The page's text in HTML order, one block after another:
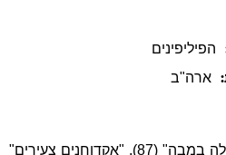
הפיליפינים
ארה"ב
כיכב בתפקיד ריצ"י ואלנס ב"לה במבה" (87), "אקדוחנים צעירים"